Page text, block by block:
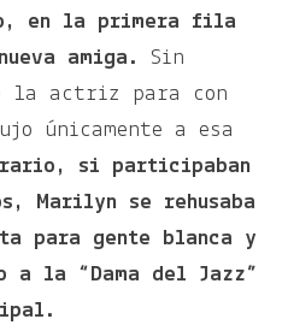
en la primera fila
amiga. Sin
la actriz para con
únicamente a esa
si participaban
Marilyn se rehusaba
para gente blanca y
la “Dama del Jazz”